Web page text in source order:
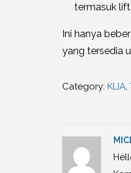
termasuk
Ini hanya
yang tersedia
Category: KLIA,